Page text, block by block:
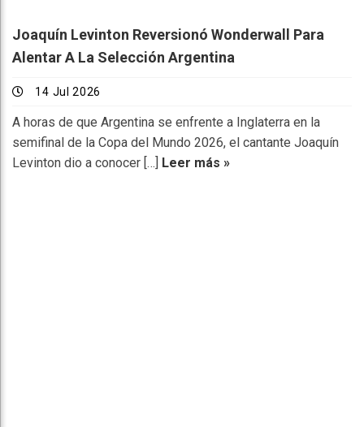
Joaquín Levinton Reversionó Wonderwall Para
Alentar A La Selección Argentina
14 Jul 2026
A horas de que Argentina se enfrente a Inglaterra en la
semifinal de la Copa del Mundo 2026, el cantante Joaquín
Levinton dio a conocer […] Leer más »